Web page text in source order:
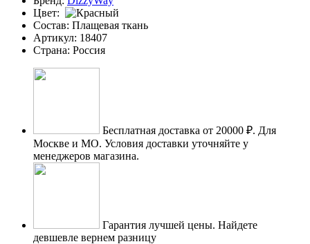
Цвет:
Состав: Плащевая ткань
Артикул: 18407
Страна: Россия
Бесплатная доставка от 20000 ₽. Для
Москве и МО. Условия доставки уточняйте у
менеджеров магазина.
Гарантия лучшей цены. Найдете
девшевле вернем разницу